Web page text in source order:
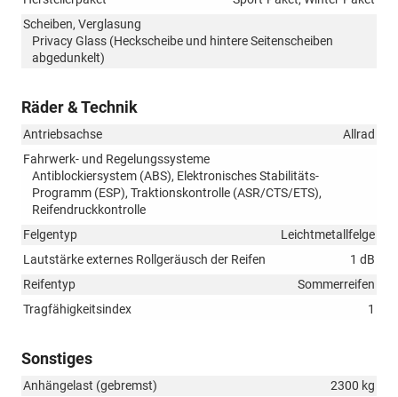
Scheiben, Verglasung
Privacy Glass (Heckscheibe und hintere Seitenscheiben
abgedunkelt)
Räder & Technik
Antriebsachse
Allrad
Fahrwerk- und Regelungssysteme
Antiblockiersystem (ABS), Elektronisches Stabilitäts-
Programm (ESP), Traktionskontrolle (ASR/CTS/ETS),
Reifendruckkontrolle
Felgentyp
Leichtmetallfelge
Lautstärke externes Rollgeräusch der Reifen
1 dB
Reifentyp
Sommerreifen
Tragfähigkeitsindex
1
Sonstiges
Anhängelast (gebremst) 2300 kg